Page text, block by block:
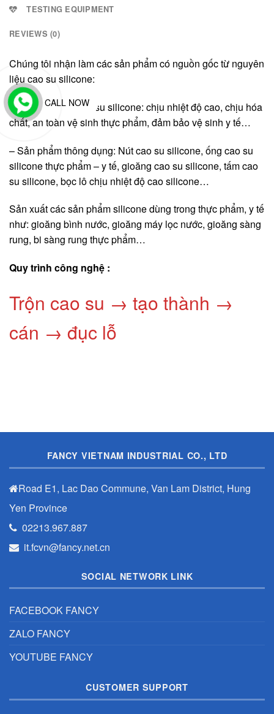
TESTING EQUIPMENT
REVIEWS (0)
Chúng tôi nhận làm các sản phẩm có nguồn gốc từ nguyên
liệu cao su silicone:
– Đặc tính của cao su silicone: chịu nhiệt độ cao, chịu hóa
chất, an toàn vệ sinh thực phẩm, đảm bảo vệ sinh y tế…
– Sản phẩm thông dụng: Nút cao su silicone, ống cao su
silicone thực phẩm – y tế, gioăng cao su silicone, tấm cao
su silicone, bọc lô chịu nhiệt độ cao silicone…
Sản xuất các sản phẩm silicone dùng trong thực phẩm, y tế
như: gioăng bình nước, gioăng máy lọc nước, gioăng sàng
rung, bi sàng rung thực phẩm…
Quy trình công nghệ :
Trộn cao su → tạo thành →
cán → đục lỗ
FANCY VIETNAM INDUSTRIAL CO., LTD
Road E1, Lac Dao Commune, Van Lam District, Hung
Yen Province
02213.967.887
it.fcvn@fancy.net.cn
SOCIAL NETWORK LINK
FACEBOOK FANCY
ZALO FANCY
YOUTUBE FANCY
CUSTOMER SUPPORT
CALL NOW